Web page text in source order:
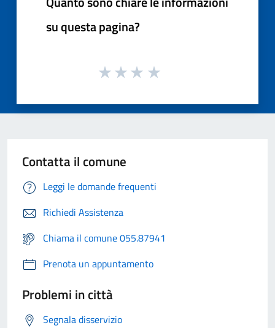
su questa pagina?
Contatta il comune
Leggi le domande frequenti
Richiedi Assistenza
Chiama il comune 055.87941
Prenota un appuntamento
Problemi in città
Segnala disservizio